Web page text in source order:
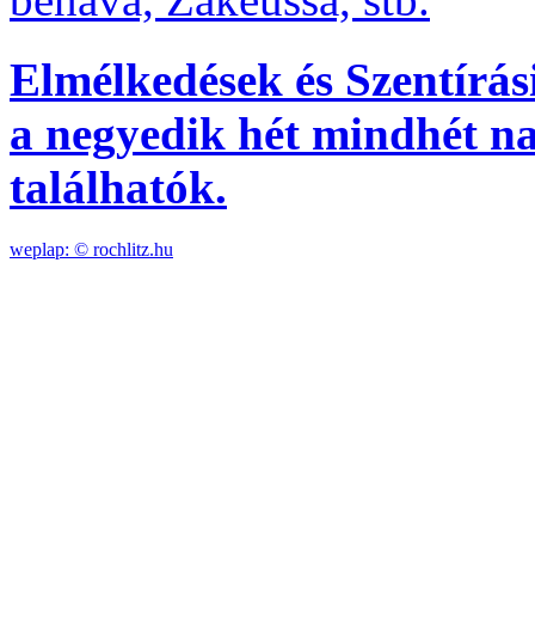
Elmélkedések és
a negyedik hét mindhét
találhatók.
weplap: © rochlitz.hu